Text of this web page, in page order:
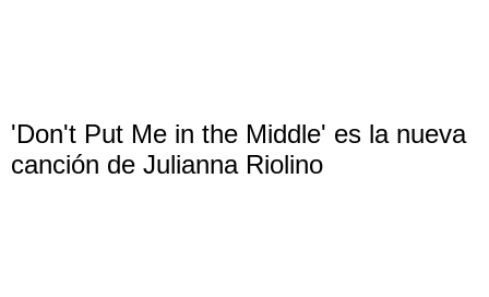
'Don't Put Me in the Middle' es la nueva
canción de Julianna Riolino